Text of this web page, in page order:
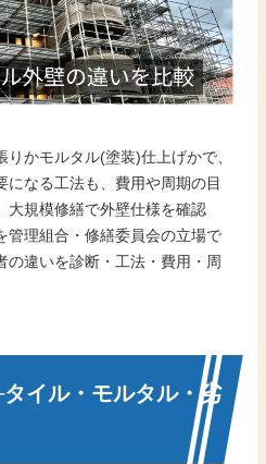
かモルタル(塗装)仕上げかで、
になる工法も、費用や周期の目
大規模修繕で外壁仕様を確認
管理組合・修繕委員会の立場で
の違いを診断・工法・費用・周
イル・モルタル・劣